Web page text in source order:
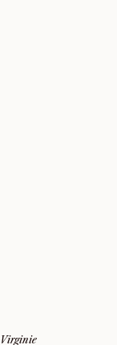
Virginie